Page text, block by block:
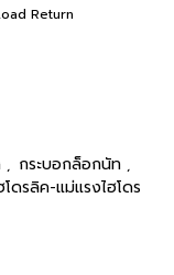
Return
, กระบอกล็อกนัท ,
โดรลิค-แม่แรงไฮโดร